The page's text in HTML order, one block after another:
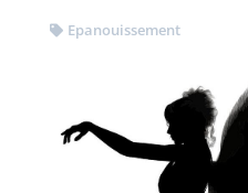
Epanouissement